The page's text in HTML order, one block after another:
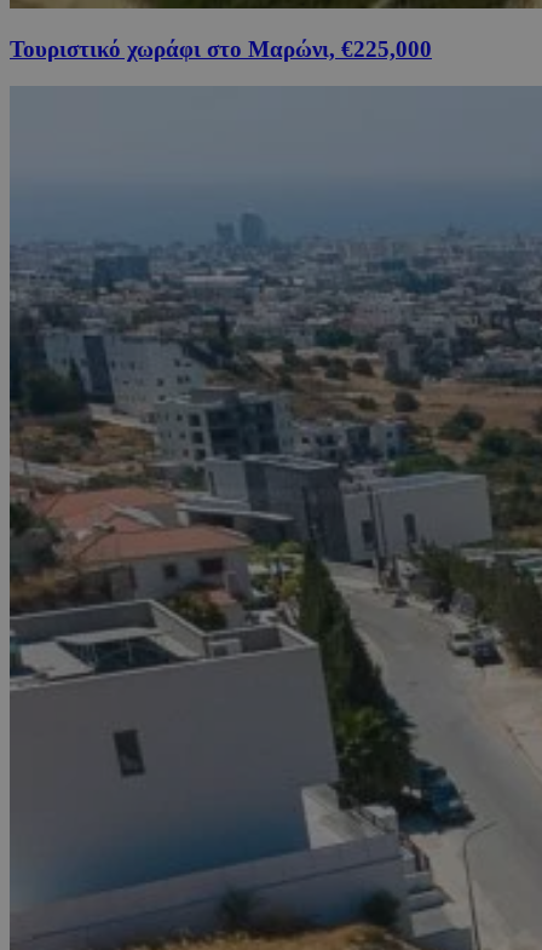
Τουριστικό χωράφι στο Μαρώνι, €225,000